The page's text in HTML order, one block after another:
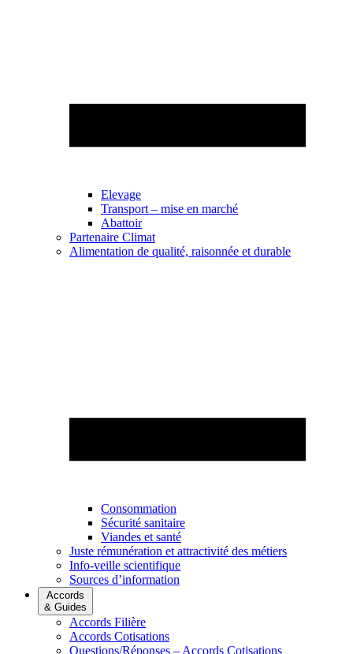
Elevage
Transport – mise en marché
Abattoir
Partenaire Climat
Alimentation de qualité, raisonnée et durable
Consommation
Sécurité sanitaire
Viandes et santé
Juste rémunération et attractivité des métiers
Info-veille scientifique
Sources d’information
Accords
& Guides
Accords Filière
Accords Cotisations
Questions/Réponses – Accords Cotisations